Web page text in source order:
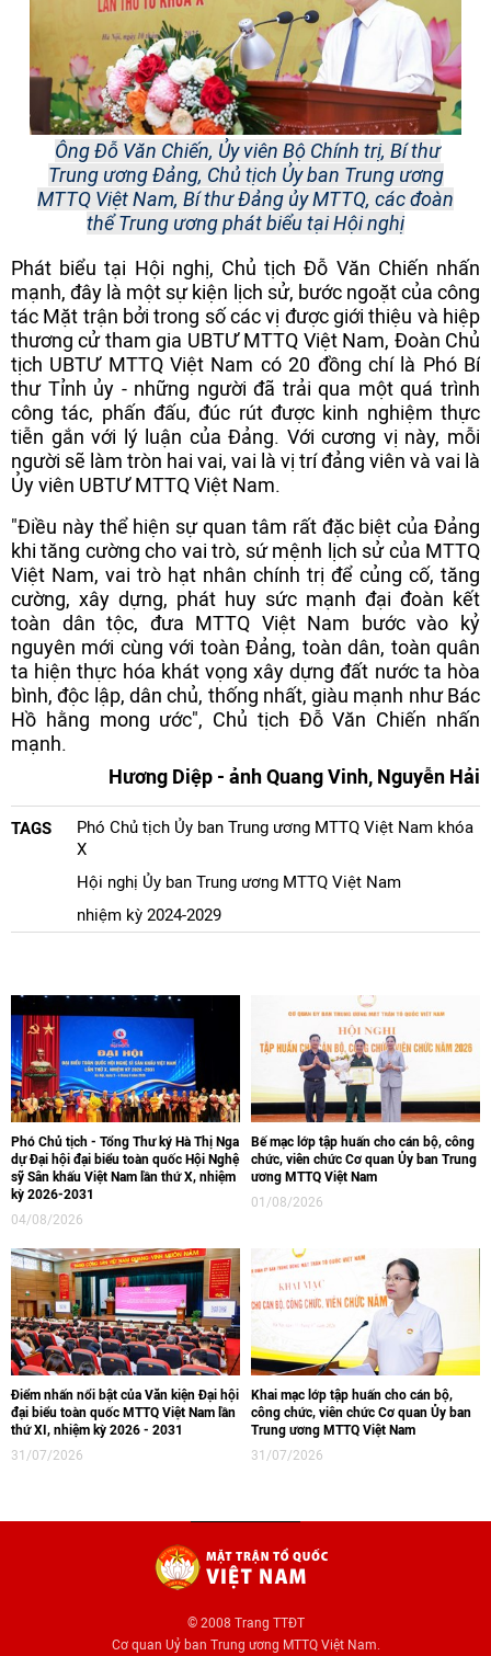
Ông Đỗ Văn Chiến, Ủy viên Bộ Chính trị, Bí thư
Trung ương Đảng, Chủ tịch Ủy ban Trung ương
MTTQ Việt Nam, Bí thư Đảng ủy MTTQ, các đoàn
thể Trung ương phát biểu tại Hội nghị
Phát biểu tại Hội nghị, Chủ tịch Đỗ Văn Chiến nhấn
mạnh, đây là một sự kiện lịch sử, bước ngoặt của công
tác Mặt trận bởi trong số các vị được giới thiệu và hiệp
thương cử tham gia UBTƯ MTTQ Việt Nam, Đoàn Chủ
tịch UBTƯ MTTQ Việt Nam có 20 đồng chí là Phó Bí
thư Tỉnh ủy - những người đã trải qua một quá trình
công tác, phấn đấu, đúc rút được kinh nghiệm thực
tiễn gắn với lý luận của Đảng. Với cương vị này, mỗi
người sẽ làm tròn hai vai, vai là vị trí đảng viên và vai là
Ủy viên UBTƯ MTTQ Việt Nam.
"Điều này thể hiện sự quan tâm rất đặc biệt của Đảng
khi tăng cường cho vai trò, sứ mệnh lịch sử của MTTQ
Việt Nam, vai trò hạt nhân chính trị để củng cố, tăng
cường, xây dựng, phát huy sức mạnh đại đoàn kết
toàn dân tộc, đưa MTTQ Việt Nam bước vào kỷ
nguyên mới cùng với toàn Đảng, toàn dân, toàn quân
ta hiện thực hóa khát vọng xây dựng đất nước ta hòa
bình, độc lập, dân chủ, thống nhất, giàu mạnh như Bác
Hồ hằng mong ước", Chủ tịch Đỗ Văn Chiến nhấn
mạnh.
Hương Diệp - ảnh Quang Vinh, Nguyễn Hải
TAGS
Phó Chủ tịch Ủy ban Trung ương MTTQ Việt Nam khóa
X
Hội nghị Ủy ban Trung ương MTTQ Việt Nam
nhiệm kỳ 2024-2029
Phó Chủ tịch - Tổng Thư ký Hà Thị Nga
dự Đại hội đại biểu toàn quốc Hội Nghệ
sỹ Sân khấu Việt Nam lần thứ X, nhiệm
kỳ 2026-2031
04/08/2026
Bế mạc lớp tập huấn cho cán bộ, công
chức, viên chức Cơ quan Ủy ban Trung
ương MTTQ Việt Nam
01/08/2026
Điểm nhấn nổi bật của Văn kiện Đại hội
đại biểu toàn quốc MTTQ Việt Nam lần
thứ XI, nhiệm kỳ 2026 - 2031
31/07/2026
Khai mạc lớp tập huấn cho cán bộ,
công chức, viên chức Cơ quan Ủy ban
Trung ương MTTQ Việt Nam
31/07/2026
© 2008 Trang TTĐT
Cơ quan Uỷ ban Trung ương MTTQ Việt Nam.